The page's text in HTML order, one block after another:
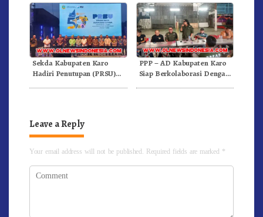
Sekda Kabupaten Karo
Hadiri Penutupan (PRSU)
PPP – AD Kabupaten Karo
Siap Berkolaborasi Dengan
Leave a Reply
Your email address will not be published. Required fields are marked *